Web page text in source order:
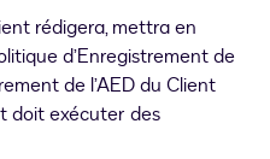
rédigera, mettra en
d’Enregistrement de
de l’AED du Client
doit exécuter des